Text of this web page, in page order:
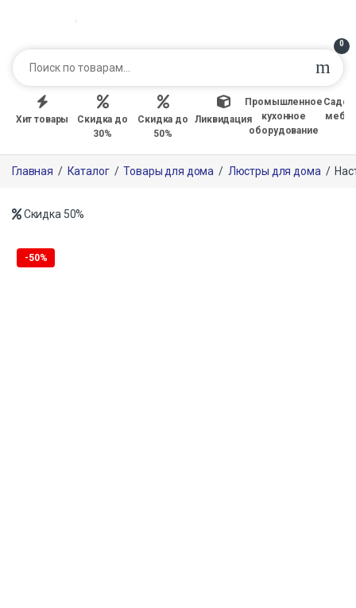
0
Хит товары
Скидка до
30%
Скидка до
50%
Ликвидация
Промышленное
кухонное
оборудование
Главная / Каталог / Товары для дома / Люстры для дома /
Скидка 50%
-50%